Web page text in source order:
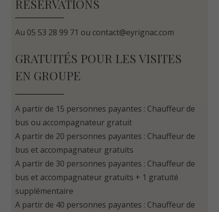
RÉSERVATIONS
Au 05 53 28 99 71 ou contact@eyrignac.com
GRATUITÉS POUR LES VISITES
EN GROUPE
A partir de 15 personnes payantes : Chauffeur de
bus ou accompagnateur gratuit
A partir de 20 personnes payantes : Chauffeur de
bus et accompagnateur gratuits
A partir de 30 personnes payantes : Chauffeur de
bus et accompagnateur gratuits + 1 gratuité
supplémentaire
A partir de 40 personnes payantes : Chauffeur de